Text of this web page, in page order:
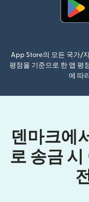
App Store의 모든 국가/
평점을 기준으로 한 앱 평
에 따
덴마크에
로 송금 시